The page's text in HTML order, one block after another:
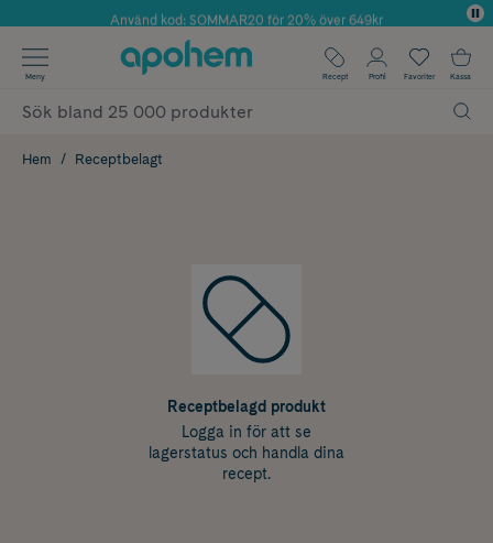
Årets Butik 2025 inom Skönhet
Använd kod: SOMMAR20 för 20% över 649kr
✓ Fri frakt
✓ Poäng på alla köp*
Meny Recept Profil Favoriter Kassa
Hem Receptbelagt
Receptbelagd produkt
Logga in för att se
lagerstatus och handla dina
recept.